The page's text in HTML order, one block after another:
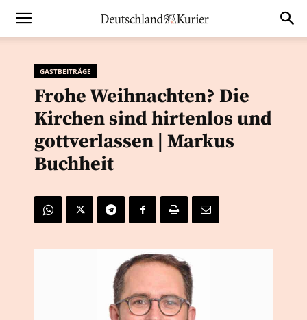
GASTBEITRÄGE
Frohe Weihnachten? Die
Kirchen sind hirtenlos und
gottverlassen | Markus
Buchheit